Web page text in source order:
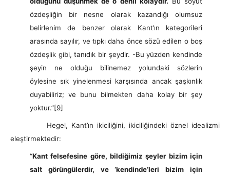
özdeşliğin bir nesne olarak kazandığı olumsuz
belirlenim de benzer olarak Kant’ın kategorileri
arasında sayılır, ve tıpkı daha önce sözü edilen o boş
özdeşlik gibi, tanıdık bir şeydir. -Bu yüzden kendinde
şeyin ne olduğu bilinemez yolundaki sözlerin
öylesine sık yinelenmesi karşısında ancak şaşkınlık
duyabiliriz; ve bunu bilmekten daha kolay bir şey
yoktur.”[9]
Hegel, Kant’ın ikiciliğini, ikiciliğindeki öznel idealizmi
eleştirmektedir:
“Kant felsefesine göre, bildiğimiz şeyler bizim için
salt görüngülerdir, ve ‘kendinde’leri bizim için